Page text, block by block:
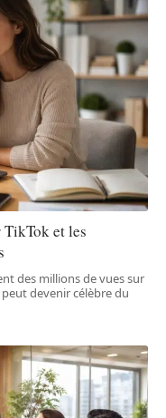
et les
des millions de vues sur
devenir célèbre du